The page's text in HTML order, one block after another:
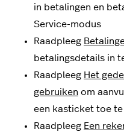
in betalingen en
Service-modus
Raadpleeg
betalingsdetails in
Raadpleeg Het
gebruiken om
een kasticket toe te
Raadpleeg Een